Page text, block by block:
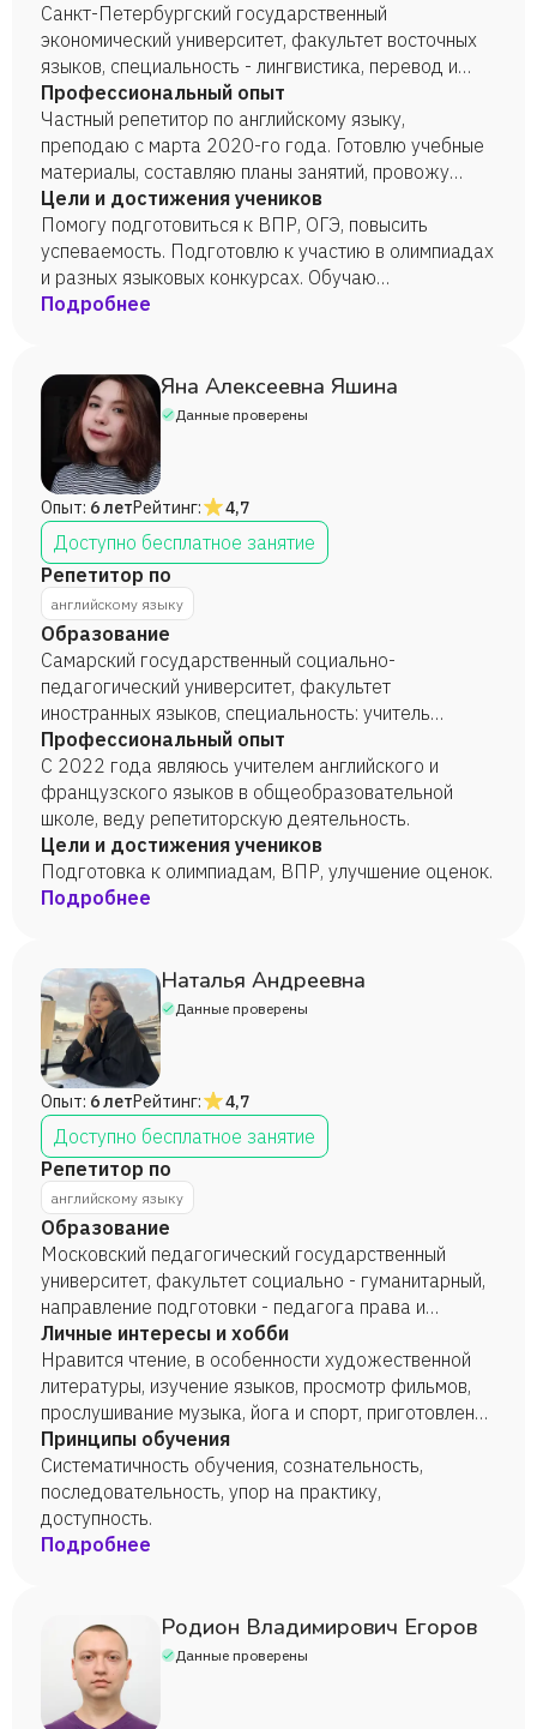
Санкт-Петербургский государственный
экономический университет, факультет восточных
языков, специальность - лингвистика, перевод и
переводоведение в сфере экономики и финансов
(Китайский и английский языки), 2027 год.
Профессиональный опыт
Частный репетитор по английскому языку,
преподаю с марта 2020-го года. Готовлю учебные
материалы, составляю планы занятий, провожу
занятия с упором на коммуникативный подход.
Цели и достижения учеников
Помогу подготовиться к ВПР, ОГЭ, повысить
успеваемость. Подготовлю к участию в олимпиадах
и разных языковых конкурсах. Обучаю
разговорному/современному английскому.
Подробнее
Яна Алексеевна Яшина
Данные проверены
Опыт: 6 летРейтинг: 4,7
Доступно бесплатное занятие
Репетитор по
английскому языку
Образование
Самарский государственный социально-
педагогический университет, факультет
иностранных языков, специальность: учитель
английского и французского (2024 г.).
Профессиональный опыт
С 2022 года являюсь учителем английского и
французского языков в общеобразовательной
школе, веду репетиторскую деятельность.
Цели и достижения учеников
Подготовка к олимпиадам, ВПР, улучшение оценок.
Подробнее
Наталья Андреевна
Данные проверены
Опыт: 6 летРейтинг: 4,7
Доступно бесплатное занятие
Репетитор по
английскому языку
Образование
Московский педагогический государственный
университет, факультет социально - гуманитарный,
направление подготовки - педагога права и
иностранного языка, 2028 год.
Личные интересы и хобби
Нравится чтение, в особенности художественной
литературы, изучение языков, просмотр фильмов,
прослушивание музыка, йога и спорт, приготовление
десертов.
Принципы обучения
Систематичность обучения, сознательность,
последовательность, упор на практику,
доступность.
Подробнее
Родион Владимирович Егоров
Данные проверены